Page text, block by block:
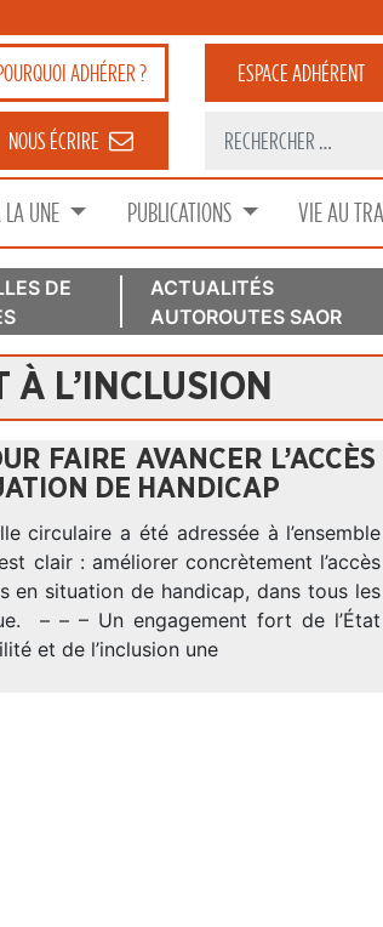
ADHÉRER ? ESPACEADHÉRENT
NOUS ÉCRIRE
LA UNE PUBLICATIONS VIE AU
DE
ACTUALITÉS
AUTOROUTES SAOR
L’INCLUSION
FAIRE AVANCER
DE HANDICAP
circulaire a été adressée à l’ensemble
clair : améliorer concrètement l’accès
en situation de handicap, dans tous les
– – – Un engagement fort de l’État
et de l’inclusion une